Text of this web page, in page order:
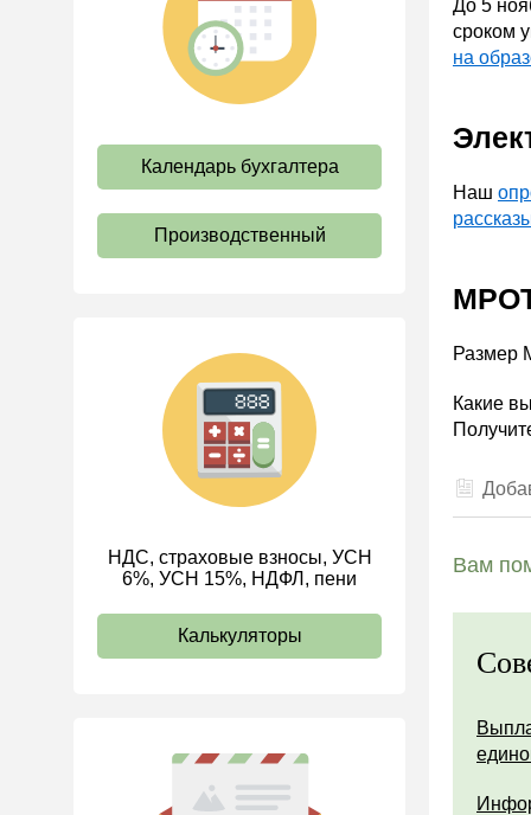
труда
Отпуск и время отдыха
Оплата труда
Ответственность и
взыскания
Пенсии
Трудовые книжки
Кадровые документы и
образцы
Персональные данные
ИП
Календарь бухгалтера
Производственный
НДС, страховые взносы, УСН
6%, УСН 15%, НДФЛ, пени
Калькуляторы
До 5
сроком
на
Наш
Размер
Какие
Вам